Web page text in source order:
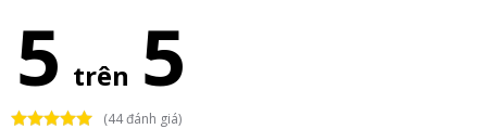
5 trên 5
(44 đánh giá)